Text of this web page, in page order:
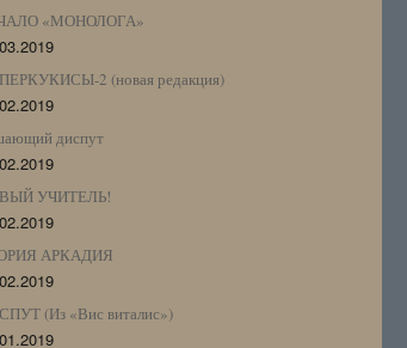
«МОНОЛОГА»
2 (новая редакция)
диспут
УЧИТЕЛЬ!
АРКАДИЯ
(Из «Вис виталис»)